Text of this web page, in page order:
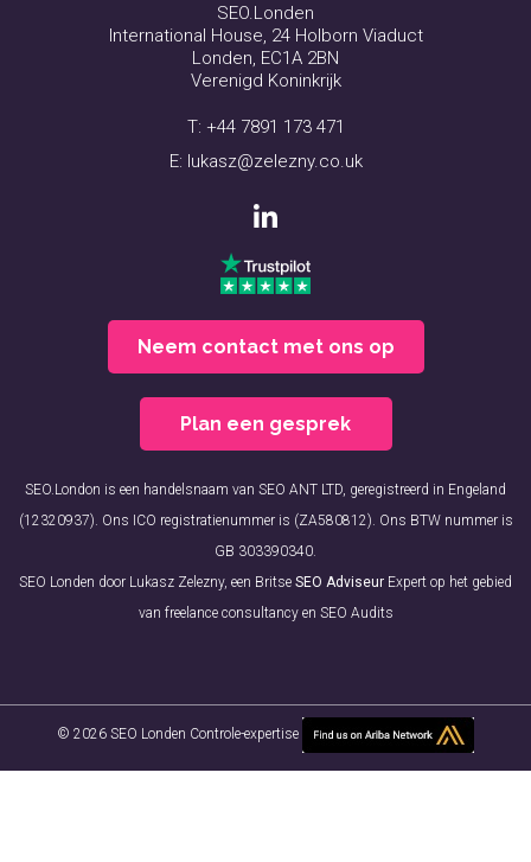
SEO.Londen
International House, 24 Holborn Viaduct
Londen, EC1A 2BN
Verenigd Koninkrijk
T: +44 7891 173 471
E: lukasz@zelezny.co.uk
Neem contact met ons op
Plan een gesprek
SEO.London is een handelsnaam van SEO ANT LTD, geregistreerd in Engeland
(12320937). Ons ICO registratienummer is (ZA580812). Ons BTW nummer is
GB 303390340.
SEO Londen door Lukasz Zelezny, een Britse SEO Adviseur Expert op het gebied
van freelance consultancy en SEO Audits
© 2026 SEO Londen Controle-expertise